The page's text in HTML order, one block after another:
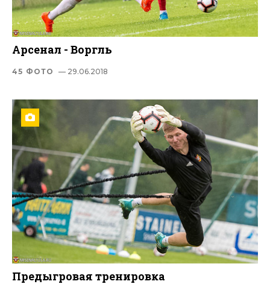
Арсенал - Воргль
45 ФОТО — 29.06.2018
Предыгровая тренировка